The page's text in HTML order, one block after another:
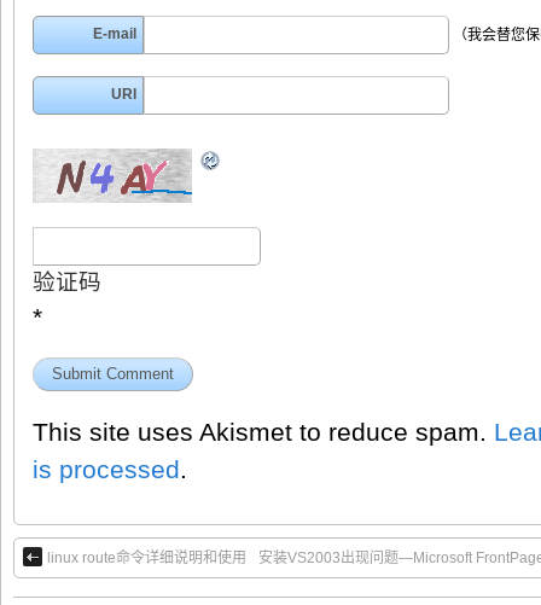
E-mail （我会替您
URI
验证码
*
This site uses Akismet to reduce spam.
is processed
linux route命令详细说明和使用 安装VS2003出现问题—Microsoft